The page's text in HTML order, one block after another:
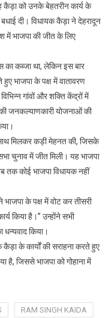
भाजपा
की
ऐतिहासिक
कैड़ा को उनके बेहतरीन कार्य के
दी। विधायक कैड़ा ने देहरादून
में भाजपा की जीत के लिए
का कब्जा था, लेकिन इस बार
हुए भाजपा के पक्ष में वातावरण
गांवों और शक्ति केंद्रों में
जनकल्याणकारी योजनाओं की
मिलकर कड़ी मेहनत की, जिसके
चुनाव में जीत मिली। यह भाजपा
तक कोई भाजपा विधायक नहीं
भाजपा के पक्ष में वोट कर तीसरी
किया है।” उन्होंने सभी
धन्यवाद किया।
के कार्यों की सराहना करते हुए
है, जिससे भाजपा को गोहाना में
RAM SINGH KAIDA